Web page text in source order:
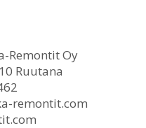
Remontit Oy
Ruutana
remontit.com